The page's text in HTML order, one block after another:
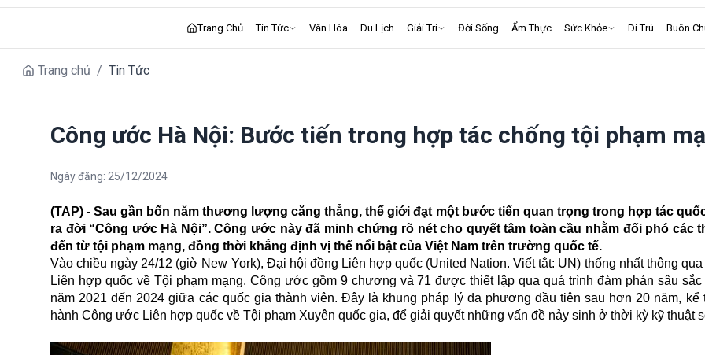
Trang Chủ Tin Tức Văn Hóa Du Lịch Giải Trí Đời Sống Ẩm Thực Sức Khỏe Di Trú Buôn
Trang chủ / Tin Tức
Công ước Hà Nội: Bước tiến trong hợp tác chống tội phạm
Ngày đăng: 25/12/2024
(TAP) - Sau gần bốn năm thương lượng căng thẳng, thế giới đạt một bước tiến quan trọng trong hợp tác
ra đời “Công ước Hà Nội”. Công ước này đã minh chứng rõ nét cho quyết tâm toàn cầu nhằm đối phó các
đến từ tội phạm mạng, đồng thời khẳng định vị thế nổi bật của Việt Nam trên trường quốc tế.
Vào chiều ngày 24/12 (giờ New York), Đại hội đồng Liên hợp quốc (United Nation. Viết tắt: UN) thống nhất thông
Liên hợp quốc về Tội phạm mạng. Công ước gồm 9 chương và 71 được thiết lập qua quá trình đàm phán sâu
năm 2021 đến 2024 giữa các quốc gia thành viên. Đây là khung pháp lý đa phương đầu tiên sau hơn 20 năm, kể
hành Công ước Liên hợp quốc về Tội phạm Xuyên quốc gia, để giải quyết những vấn đề nảy sinh ở thời kỳ kỹ thuật